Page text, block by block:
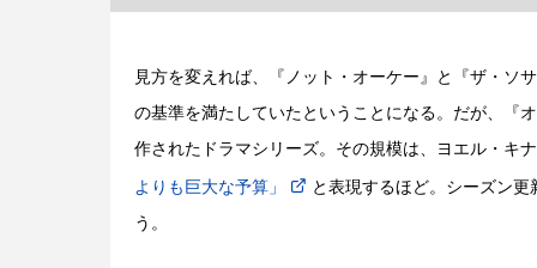
見方を変えれば、『ノット・オーケー』と『ザ・ソ
の基準を満たしていたということになる。だが、『
作されたドラマシリーズ。その規模は、ヨエル・キ
よりも巨大な予算」 と表現するほど。シーズン
う。